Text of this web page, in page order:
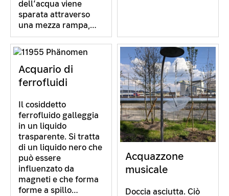
dell’acqua viene
sparata attraverso
una mezza rampa,…
Acquario di
ferrofluidi
Il cosiddetto
ferrofluido galleggia
in un liquido
trasparente. Si tratta
di un liquido nero che
può essere
influenzato da
magneti e che forma
forme a spillo…
Acquazzone
musicale
Doccia asciutta. Ciò